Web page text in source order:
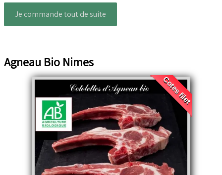
Je commande tout de suite
Agneau Bio Nimes
Cotes filet